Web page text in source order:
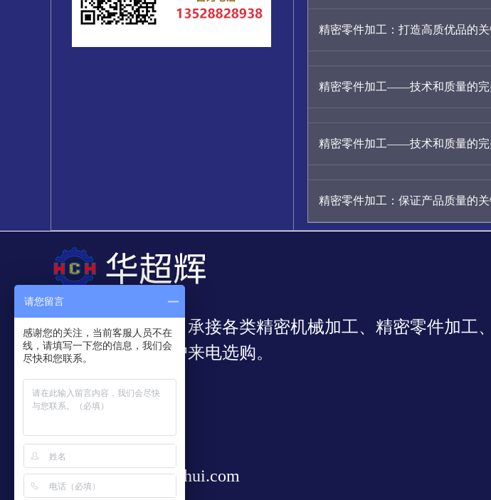
精密零件加工：打造高质优品的
精密零件加工——技术和质量的完
精密零件加工——技术和质量的完
精密零件加工：保证产品质量的
我公司专业从事：承接各类精密机械加工、精密零件加工
靠，欢迎新老客户来电选购。
297085327
13528828938
sale@huachaohui.com
请您留言
感谢您的关注，当前客服人员不在
线，请填写一下您的信息，我们会
尽快和您联系。